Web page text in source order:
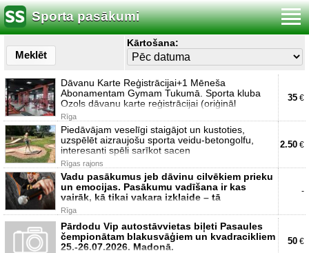
Sporta pasākumi
Meklēt
Kārtošana:
Dāvanu Karte Reģistrācijai+1 Mēneša
Abonamentam Gymam Tukumā. Sporta kluba
Ozols dāvanu karte reģistrācijai (oriģināl
Rīga
35 €
Piedāvājam veselīgi staigājot un kustoties,
uzspēlēt aizraujošu sporta veidu-betongolfu,
interesanti spēli sarīkot sacen
Rīgas rajons
2.50 €
Vadu pasākumus jeb dāvinu cilvēkiem prieku
un emocijas. Pasākumu vadīšana ir kas
vairāk, kā tikai vakara izklaide – tā
Rīga
-
Pārdodu Vip autostāvvietas biļeti Pasaules
čempionātam blakusvāģiem un kvadracikliem
25.-26.07.2026. Madonā.
50 €